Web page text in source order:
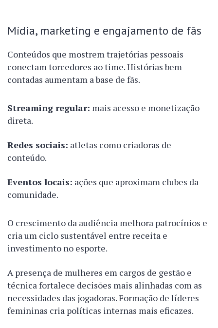
Mídia, marketing e engajamento de fãs
Conteúdos que mostrem trajetórias pessoais
conectam torcedores ao time. Histórias bem
contadas aumentam a base de fãs.
Streaming regular: mais acesso e monetização
direta.
Redes sociais: atletas como criadoras de
conteúdo.
Eventos locais: ações que aproximam clubes da
comunidade.
O crescimento da audiência melhora patrocínios e
cria um ciclo sustentável entre receita e
investimento no esporte.
A presença de mulheres em cargos de gestão e
técnica fortalece decisões mais alinhadas com as
necessidades das jogadoras. Formação de líderes
femininas cria políticas internas mais eficazes.